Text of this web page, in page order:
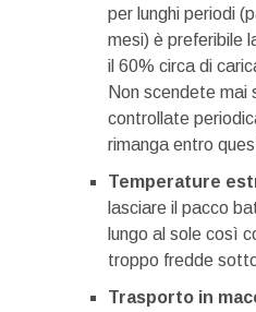
per lunghi periodi
mesi) è preferibile
il 60% circa di
Non scendete mai
controllate
rimanga entro
Temperature
lasciare il pacco
lungo al sole così
troppo fredde
Trasporto in